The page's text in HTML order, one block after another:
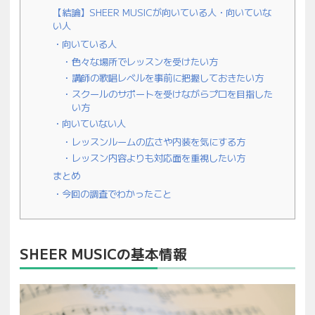
【結論】SHEER MUSICが向いている人・向いていな
い人
向いている人
色々な場所でレッスンを受けたい方
講師の歌唱レベルを事前に把握しておきたい方
スクールのサポートを受けながらプロを目指した
い方
向いていない人
レッスンルームの広さや内装を気にする方
レッスン内容よりも対応面を重視したい方
まとめ
今回の調査でわかったこと
SHEER MUSICの基本情報